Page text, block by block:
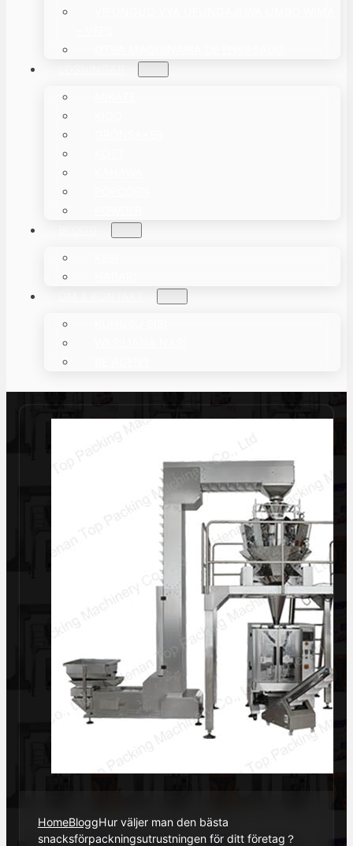
HomeBloggHur väljer man den bästa
snacksförpackningsutrustningen för ditt företag？